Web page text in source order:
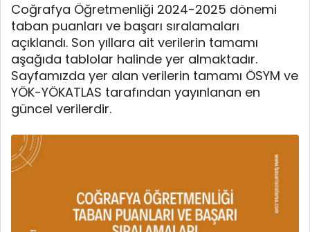
Coğrafya Öğretmenliği 2024-2025 dönemi
taban puanları ve başarı sıralamaları
açıklandı. Son yıllara ait verilerin tamamı
aşağıda tablolar halinde yer almaktadır.
Sayfamızda yer alan verilerin tamamı ÖSYM ve
YÖK-YÖKATLAS tarafından yayınlanan en
güncel verilerdir.